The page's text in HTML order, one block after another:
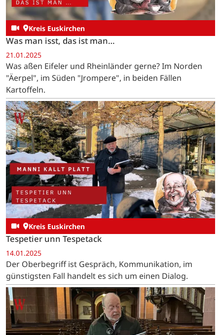
Kreis Euskirchen
Was man isst, das ist man…
21.01.2025
Was aßen Eifeler und Rheinländer gerne? Im Norden
"Äerpel", im Süden "Jrompere", in beiden Fällen
Kartoffeln.
Kreis Euskirchen
Tespetier unn Tespetack
14.01.2025
Der Oberbegriff ist Gespräch, Kommunikation, im
günstigsten Fall handelt es sich um einen Dialog.